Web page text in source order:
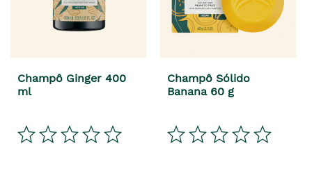
Champô Ginger 400
ml
Champô Sólido
Banana 60 g